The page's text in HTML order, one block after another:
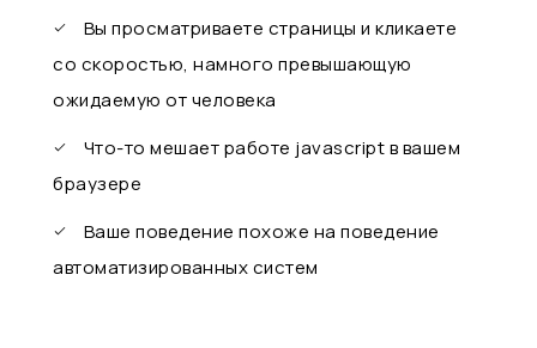
Вы просматриваете страницы и кликаете
со скоростью, намного превышающую
ожидаемую от человека
Что-то мешает работе javascript в вашем
браузере
Ваше поведение похоже на поведение
автоматизированных систем